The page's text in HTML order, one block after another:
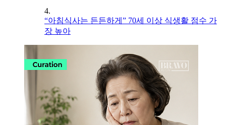
4.
“아침식사는 든든하게” 70세 이상 식생활 점수 가
장 높아